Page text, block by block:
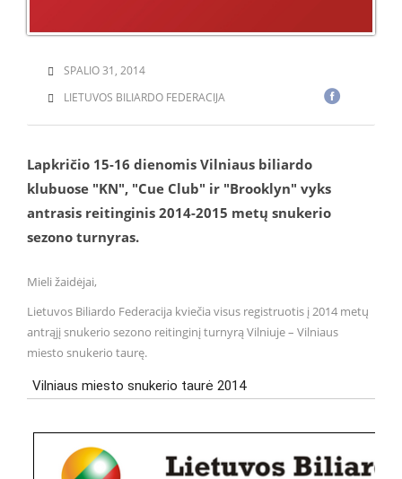
SPALIO 31, 2014
LIETUVOS BILIARDO FEDERACIJA
Lapkričio 15-16 dienomis Vilniaus biliardo
klubuose "KN", "Cue Club" ir "Brooklyn" vyks
antrasis reitinginis 2014-2015 metų snukerio
sezono turnyras.
Mieli žaidėjai,
Lietuvos Biliardo Federacija kviečia visus registruotis į 2014 metų
antrąjį snukerio sezono reitinginį turnyrą Vilniuje – Vilniaus
miesto snukerio taurę.